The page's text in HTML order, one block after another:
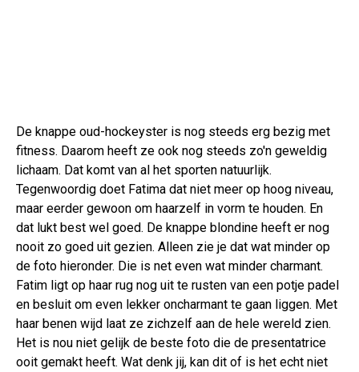
De knappe oud-hockeyster is nog steeds erg bezig met
fitness. Daarom heeft ze ook nog steeds zo'n geweldig
lichaam. Dat komt van al het sporten natuurlijk.
Tegenwoordig doet Fatima dat niet meer op hoog niveau,
maar eerder gewoon om haarzelf in vorm te houden. En
dat lukt best wel goed. De knappe blondine heeft er nog
nooit zo goed uit gezien. Alleen zie je dat wat minder op
de foto hieronder. Die is net even wat minder charmant.
Fatim ligt op haar rug nog uit te rusten van een potje padel
en besluit om even lekker oncharmant te gaan liggen. Met
haar benen wijd laat ze zichzelf aan de hele wereld zien.
Het is nou niet gelijk de beste foto die de presentatrice
ooit gemakt heeft. Wat denk jij, kan dit of is het echt niet